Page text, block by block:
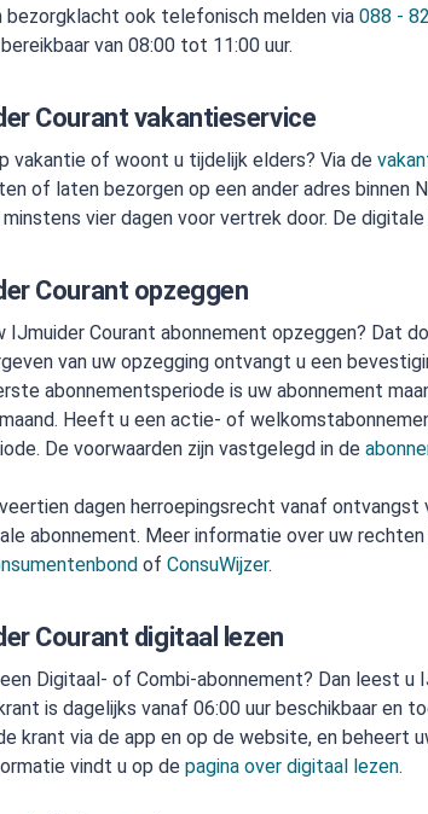
bezorgklacht ook telefonisch melden via088 -
van 08:00 tot 11:00 uur.
Courant vakantieservice
vakantie of woont u tijdelijk elders? Via de
of laten bezorgen op een ander adres binnen
minstens vier dagen voor vertrek door. De
Courant opzeggen
IJmuider Courant abonnement opzeggen? Dat
van uw opzegging ontvangt u een
abonnementsperiode is uw abonnement
Heeft u een actie- of
De voorwaarden zijn vastgelegd in de
dagen herroepingsrecht vanaf
abonnement. Meer informatie over uw
ofConsuWijzer.
Courant digitaal lezen
Digitaal- of Combi-abonnement? Dan leest u
is dagelijks vanaf 06:00 uur beschikbaar en
krant via de app en op de website, en beheert
vindt u op depagina over digitaal lezen.